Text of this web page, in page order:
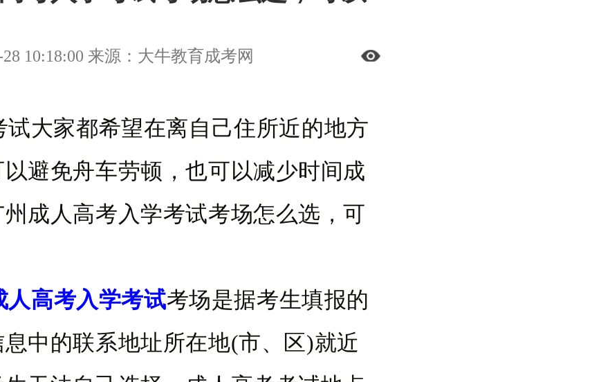
10:18:00 来源：大牛教育成考网
家都希望在离自己住所近的地方
避免舟车劳顿，也可以减少时间成
成人高考入学考试考场怎么选，可
人高考入学考试考场是据考生填报的
中的联系地址所在地(市、区)就近